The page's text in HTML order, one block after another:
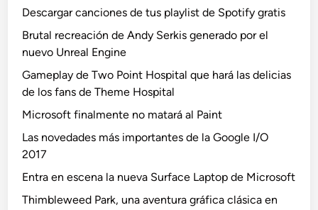
Descargar canciones de tus playlist de Spotify gratis
Brutal recreación de Andy Serkis generado por el
nuevo Unreal Engine
Gameplay de Two Point Hospital que hará las delicias
de los fans de Theme Hospital
Microsoft finalmente no matará al Paint
Las novedades más importantes de la Google I/O
2017
Entra en escena la nueva Surface Laptop de Microsoft
Thimbleweed Park, una aventura gráfica clásica en